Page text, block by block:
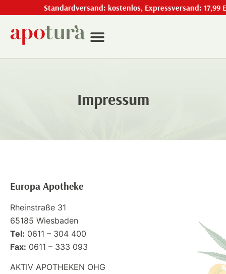
Standardversand: kostenlos, Expressversand: 17,99
Impressum
Europa Apotheke
Rheinstraße 31
65185 Wiesbaden
Tel: 0611 – 304 400
Fax: 0611 – 333 093
AKTIV APOTHEKEN OHG